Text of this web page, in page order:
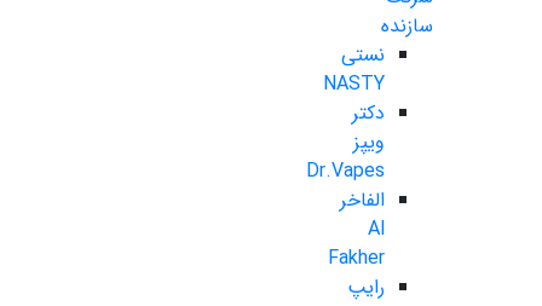
سازنده
نستی
NASTY
دکتر
ویپز
Dr.Vapes
الفاخر
Al
Fakher
رایپ